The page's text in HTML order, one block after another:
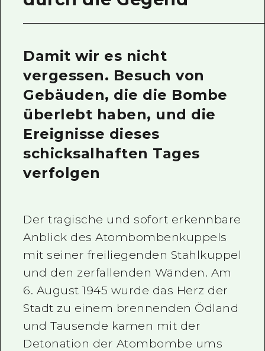
Foto-Download
Transportinformationen bei
Damit wir es nicht
vergessen. Besuch von
Gebäuden, die die Bombe
überlebt haben, und die
Ereignisse dieses
schicksalhaften Tages
verfolgen
Der tragische und sofort erkennbare
Anblick des Atombombenkuppels
mit seiner freiliegenden Stahlkuppel
und den zerfallenden Wänden. Am
6. August 1945 wurde das Herz der
Stadt zu einem brennenden Ödland
und Tausende kamen mit der
Detonation der Atombombe ums